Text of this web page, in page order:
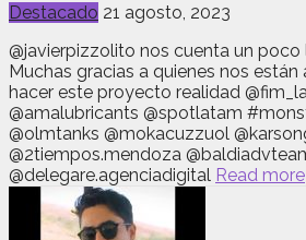
Destacado 21 agosto, 2023
@javierpizzolito nos cuenta un poco
Muchas gracias a quienes nos
hacer este proyecto realidad
@amalubricants @spotlatam
@olmtanks @mokacuzzuol
@2tiempos.mendoza
@delegare.agenciadigital Read more